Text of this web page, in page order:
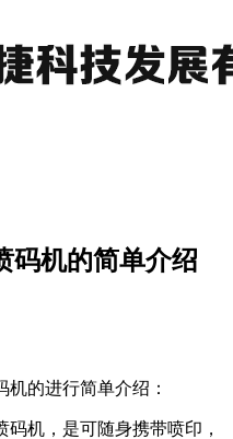
码机的简单介绍
机的进行简单介绍：
机，是可随身携带喷印，